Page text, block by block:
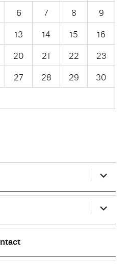
6 7 8
9
13 14 15
16
20 21 22
23
27 28 29
30
ouvrir
le
sous-
menu
ouvrir
le
sous-
menu